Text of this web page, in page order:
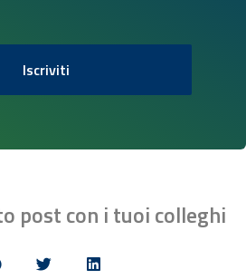
Iscriviti
post con i tuoi colleghi